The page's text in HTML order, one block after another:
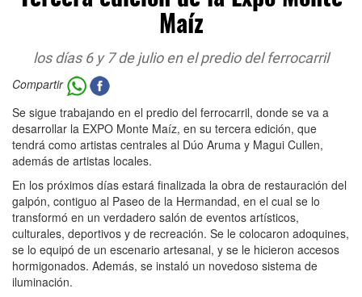
Maíz
los días 6 y 7 de julio en el predio del ferrocarril
Compartir
Se sigue trabajando en el predio del ferrocarril, donde se va a
desarrollar la EXPO Monte Maíz, en su tercera edición, que
tendrá como artistas centrales al Dúo Aruma y Magui Cullen,
además de artistas locales.
En los próximos días estará finalizada la obra de restauración del
galpón, contiguo al Paseo de la Hermandad, en el cual se lo
transformó en un verdadero salón de eventos artísticos,
culturales, deportivos y de recreación. Se le colocaron adoquines,
se lo equipó de un escenario artesanal, y se le hicieron accesos
hormigonados. Además, se instaló un novedoso sistema de
iluminación.